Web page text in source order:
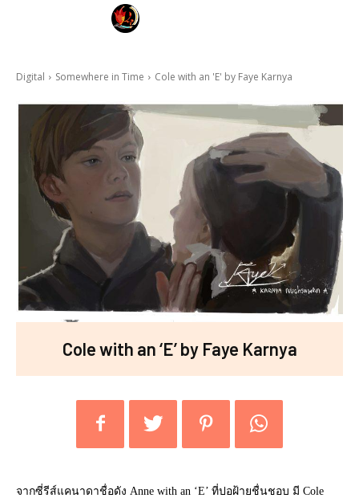
Digital Somewhere in Time Cole with an 'E' by Faye Karnya
Cole with an ‘E’ by Faye Karnya
จากซี่รีส์แคนาดาชื่อดัง Anne with an ‘E’ ที่ปอฝ้ายชื่นชอบ มี Cole